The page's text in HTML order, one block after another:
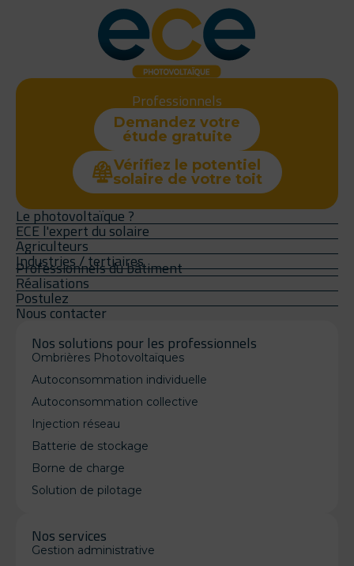
Professionnels
Demandez votre
étude gratuite
Vérifiez le potentiel
solaire de votre toit
Le photovoltaïque ?
ECE l'expert du solaire
Agriculteurs
Industries / tertiaires
Professionnels du bâtiment
Réalisations
Postulez
Nous contacter
Nos solutions pour les professionnels
Ombrières Photovoltaïques
Autoconsommation individuelle
Autoconsommation collective
Injection réseau
Batterie de stockage
Borne de charge
Solution de pilotage
Nos services
Gestion administrative